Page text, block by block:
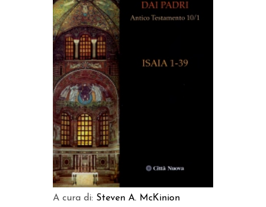
AGGIUNGI AL CARRELLO
A cura di: Steven A. McKinion